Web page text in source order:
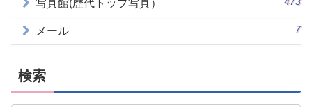
写真館(歴代トップ写真）
メール 7
検索